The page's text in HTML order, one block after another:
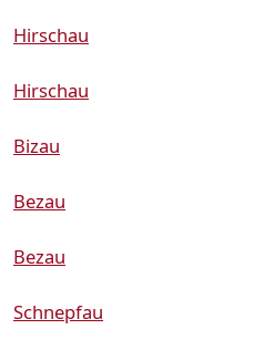
Hirschau
Hirschau
Bizau
Bezau
Bezau
Schnepfau